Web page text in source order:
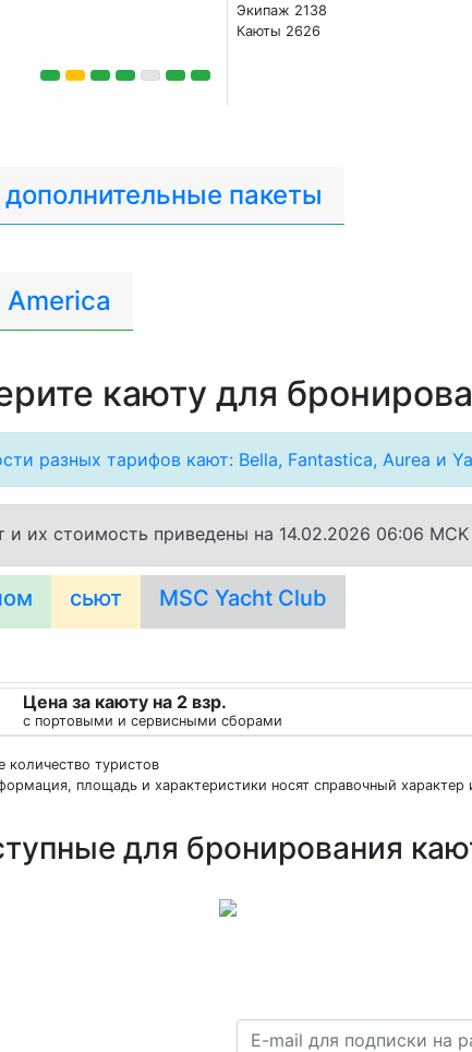
Экипаж 2138
Каюты 2626
пакеты
каюту для
разных тарифов кают: Bella, Fantastica, Aurea и
и их стоимость приведены на 14.02.2026 06:06 MCK
сьют MSC Yacht Club
Цена за каюту на 2 взр.
с портовыми и сервисными сборами
количество туристов
площадь и характеристики носят справочный характер
для бронирования